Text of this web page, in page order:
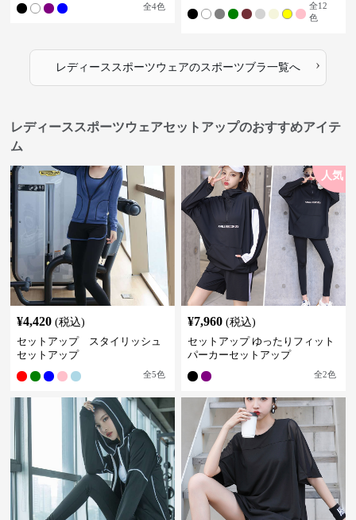
全4色 全12
色
レディーススポーツウェアのスポーツブラ一覧へ ›
レディーススポーツウェアセットアップのおすすめアイテ
ム
¥4,420 (税込)
セットアップ スタイリッシュ
セットアップ
全5色
人気
¥7,960 (税込)
セットアップ ゆったりフィット
パーカーセットアップ
全2色